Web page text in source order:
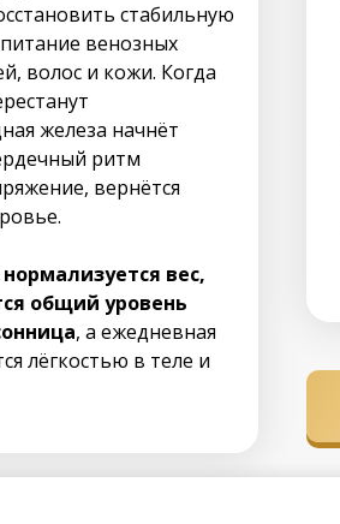
стабильную
венозных
волос и кожи. Когда
железа начнёт
ритм
вернётся
нормализуется вес,
общий уровень
, а ежедневная
лёгкостью в теле и